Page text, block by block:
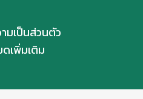
มเป็นส่วนตัว
ดเพิ่มเติม